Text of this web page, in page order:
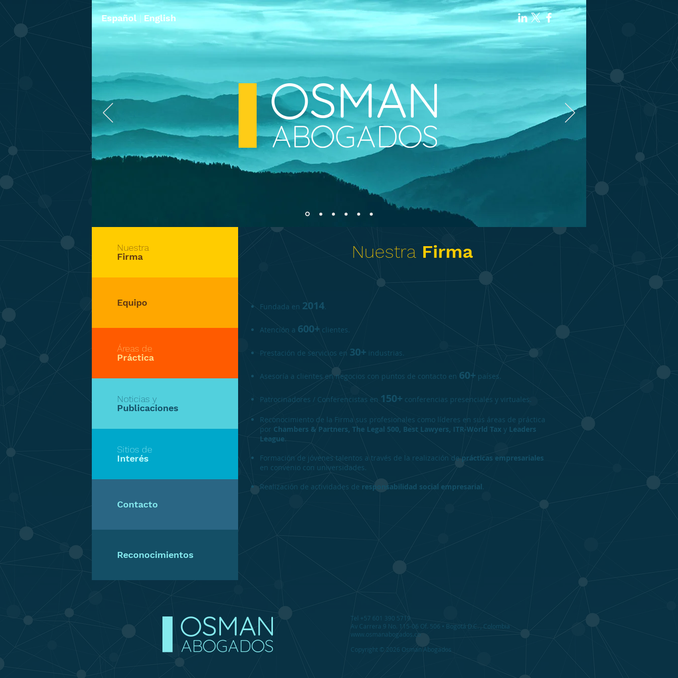
Español | English
NuestraFirma
Fundada en 2014.
Atención a 600+ clientes.
Prestación de servicios en 30+ industrias.
Asesoría a clientes en negocios con puntos de contacto en 60+ países.
Patrocinadores / Conferencistas en 150+ conferencias presenciales y virtuales.
Reconocimiento de la Firma sus profesionales como líderes en sus áreas de práctica
por Chambers & Partners, The Legal 500, Best Lawyers, ITR-World Tax y Leaders
League.
Formación de jóvenes talentos a través de la realización deprácticas empresariales
en convenio con universidades.
Realización de actividades de responsabilidad social empresarial.
Nuestra
Firma
Equipo
Áreas de
Práctica
Noticias y
Publicaciones
Sitios de
Interés
Contacto
Reconocimientos
Tel +57 601 390 5719
Av Carrera 9 No. 115-06 Of. 506 • Bogotá D.C. , Colombia
www.osmanabogados.co
Copyright © 2026 Osman Abogados